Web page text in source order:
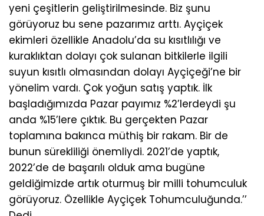
yeni çeşitlerin geliştirilmesinde. Biz şunu
görüyoruz bu sene pazarımız arttı. Ayçiçek
ekimleri özellikle Anadolu’da su kısıtlılığı ve
kuraklıktan dolayı çok sulanan bitkilerle ilgili
suyun kısıtlı olmasından dolayı Ayçiçeği’ne bir
yönelim vardı. Çok yoğun satış yaptık. İlk
başladığımızda Pazar payımız %2’lerdeydi şu
anda %15’lere çıktık. Bu gerçekten Pazar
toplamına bakınca müthiş bir rakam. Bir de
bunun sürekliliği önemliydi. 2021’de yaptık,
2022’de de başarılı olduk ama bugüne
geldiğimizde artık oturmuş bir milli tohumculuk
görüyoruz. Özellikle Ayçiçek Tohumculuğunda.’’